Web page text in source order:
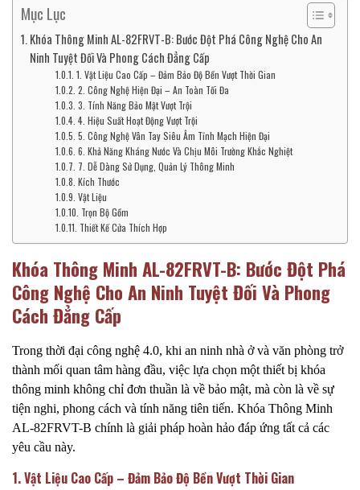
Mục Lục
Khóa Thông Minh AL-82FRVT-B: Bước Đột Phá Công Nghệ Cho An
Ninh Tuyệt Đối Và Phong Cách Đẳng Cấp
1. Vật Liệu Cao Cấp – Đảm Bảo Độ Bền Vượt Thời Gian
2. Công Nghệ Hiện Đại – An Toàn Tối Đa
3. Tính Năng Bảo Mật Vượt Trội
4. Hiệu Suất Hoạt Động Vượt Trội
5. Công Nghệ Vân Tay Siêu Âm Tĩnh Mạch Hiện Đại
6. Khả Năng Kháng Nước Và Chịu Môi Trường Khắc Nghiệt
7. Dễ Dàng Sử Dụng, Quản Lý Thông Minh
Kích Thước
Vật Liệu
Trọn Bộ Gồm
Thiết Kế Cửa Thích Hợp
Khóa Thông Minh AL-82FRVT-B: Bước Đột Phá
Công Nghệ Cho An Ninh Tuyệt Đối Và Phong
Cách Đẳng Cấp
Trong thời đại công nghệ 4.0, khi an ninh nhà ở và văn phòng trở
thành mối quan tâm hàng đầu, việc lựa chọn một thiết bị khóa
thông minh không chỉ đơn thuần là về bảo mật, mà còn là về sự
tiện nghi, phong cách và tính năng tiên tiến. Khóa Thông Minh
AL-82FRVT-B chính là giải pháp hoàn hảo đáp ứng tất cả các
yêu cầu này.
1. Vật Liệu Cao Cấp – Đảm Bảo Độ Bền Vượt Thời Gian